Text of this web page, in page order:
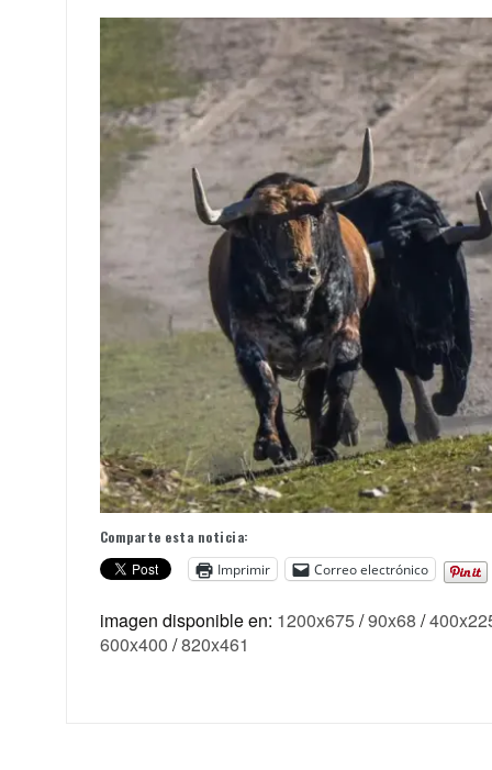
Comparte esta noticia:
Imprimir
Correo electrónico
imagen disponible en: 1200x675/90x68 /
600x400 /820x461